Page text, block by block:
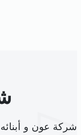
شركة عون و